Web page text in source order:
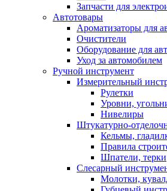
Запчасти для
Автотовары
Ароматизаторы для
Очистители
Оборудование для
Уход за автомобилем
Ручной инструмент
Измерительный
Рулетки
Уровни,
Нивелиры
Штукатурно-
Кельмы,
Правила
Шпатели, терки
Слесарный
Молотки,